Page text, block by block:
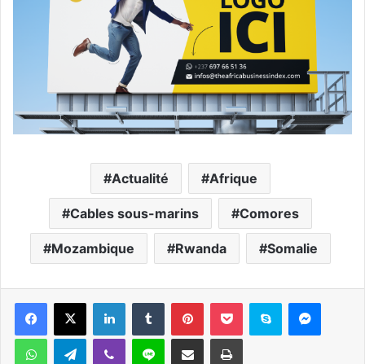
Actualité Afrique
Cables sous-marins Comores
Mozambique Rwanda Somalie
Facebook
X LinkedinTumblr PinterestPocket Skype
WhatsAppTelegramViber Ligne Partager par email Imprimer